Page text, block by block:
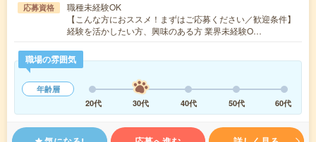
応募資格
職種未経験OK
【こんな方におススメ！まずはご応募ください／歓迎条件】
経験を活かしたい方、興味のある方 業界未経験O…
職場の雰囲気
年齢層
20代
30代 40代 50代 60代